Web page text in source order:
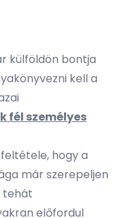
külföldön bontja
kell a
fél személyes
hogy a
már szerepeljen
tehát
előfordul